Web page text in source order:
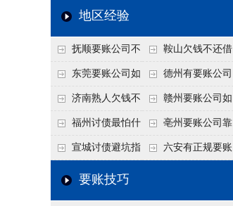
司发展趋势引发行业
服务机构持续提升合
力企业化解应收账款
难题
地区经验
抚顺要账公司不
敢透漏的追回方法是
什么？
鞍山欠钱不还借
口太多？2026年这3
句反问话术，直接把
他后路堵死
东莞要账公司如
何有效要账讨债？20
26年合法追债经验总
结！
德州有要账公司
吗？如何合法讨债才
不沾风险？
济南熟人欠钱不
还？
赣州要账公司如
何有效讨债？合法追
债四步秘籍
福州讨债最怕什
么？2026年这两个关
键细节，做错就很难
亳州要账公司靠
谱吗？合法讨债四步
宣城讨债避坑指
南：2026年这2个细
六安有正规要账
要账技巧